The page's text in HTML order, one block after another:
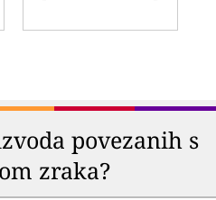
povezanih s
zraka?